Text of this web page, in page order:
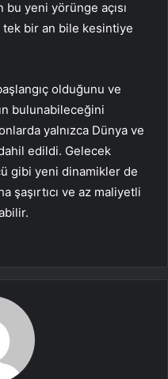
yeni yörünge açısı
tek bir an bile kesintiye
olduğunu ve
bulunabileceğini
yalnızca Dünya ve
edildi. Gelecek
gibi yeni dinamikler de
şaşırtıcı ve az maliyetli